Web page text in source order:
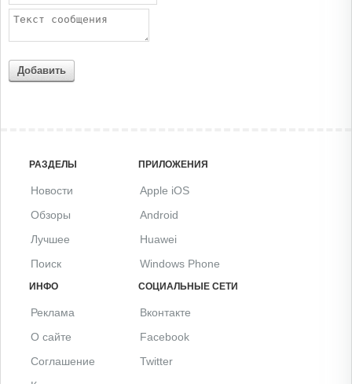
Добавить
РАЗДЕЛЫ
Новости
Обзоры
Лучшее
Поиск
ПРИЛОЖЕНИЯ
Apple iOS
Android
Huawei
Windows Phone
ИНФО
Реклама
О сайте
Соглашение
СОЦИАЛЬНЫЕ СЕТИ
Вконтакте
Facebook
Twitter